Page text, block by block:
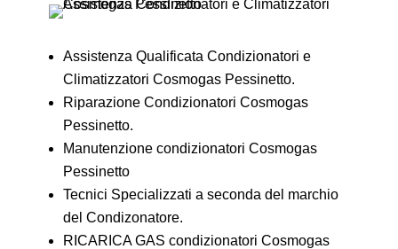
Assistenza Qualificata Condizionatori e
Climatizzatori Cosmogas Pessinetto.
Riparazione Condizionatori Cosmogas
Pessinetto.
Manutenzione condizionatori Cosmogas
Pessinetto
Tecnici Specializzati a seconda del marchio
del Condizonatore.
RICARICA GAS condizionatori Cosmogas